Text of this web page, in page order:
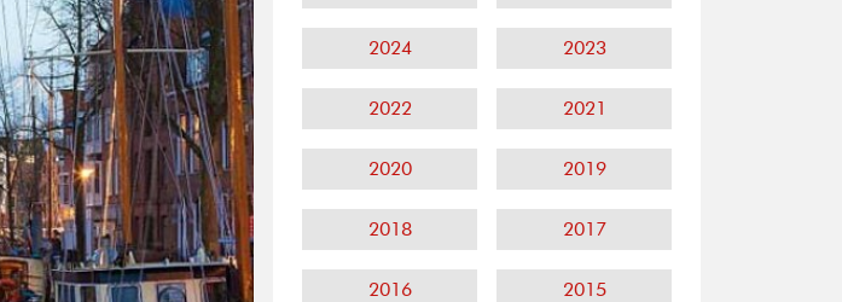
2024 2023
2022 2021
2020 2019
2018 2017
2016 2015